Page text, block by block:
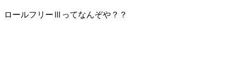
ロールフリーⅢってなんぞや？？